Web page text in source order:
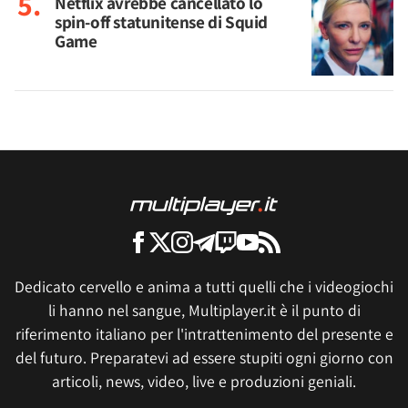
spin-off statunitense di Squid
Game
Dedicato cervello e anima a tutti quelli che i videogiochi
li hanno nel sangue, Multiplayer.it è il punto di
riferimento italiano per l'intrattenimento del presente e
del futuro. Preparatevi ad essere stupiti ogni giorno con
articoli, news, video, live e produzioni geniali.